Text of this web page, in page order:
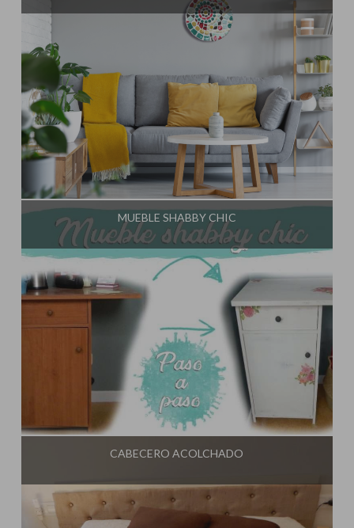
Influencer:El Taller de Ire
MUEBLE SHABBY CHIC
Influencer:El Taller de Ire
CABECERO ACOLCHADO